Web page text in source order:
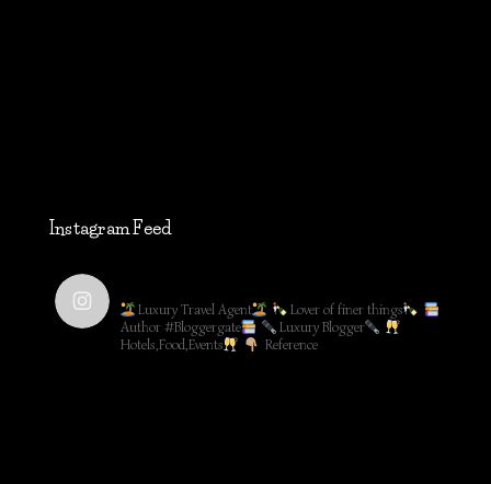
Instagram Feed
Luxury Travel Agent
Lover of finer things
Author #Bloggergate
Luxury Blogger
Hotels,Food,Events
Reference